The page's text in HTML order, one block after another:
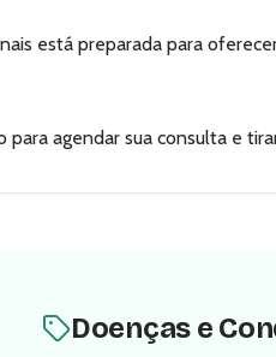
está preparada para
agendar sua consulta e
Doenças e